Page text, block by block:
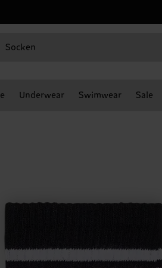
Socken
Underwear Swimwear Sale